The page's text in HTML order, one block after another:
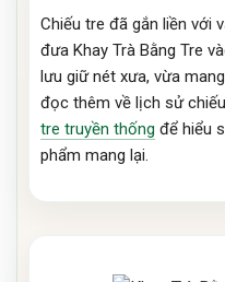
Chiếu tre đã gắn liền với
đưa Khay Trà Bằng Tre
lưu giữ nét xưa, vừa
đọc thêm về lịch sử
tre truyền thống để hiểu
phẩm mang lại.